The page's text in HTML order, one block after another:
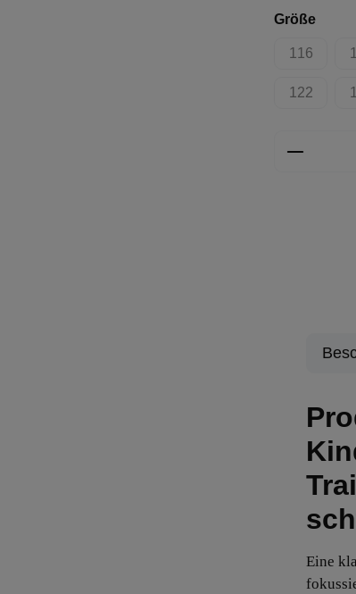
Größe
116
(Diese
122
(Diese
Eine